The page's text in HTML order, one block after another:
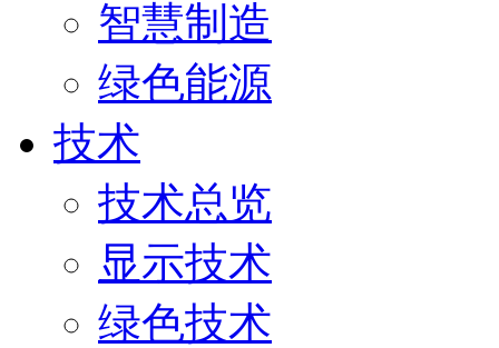
智慧制造
绿色能源
技术
技术总览
显示技术
绿色技术